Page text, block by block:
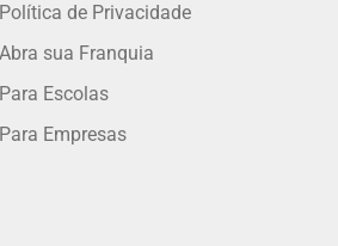
Política de Privacidade
Abra sua Franquia
Para Escolas
Para Empresas